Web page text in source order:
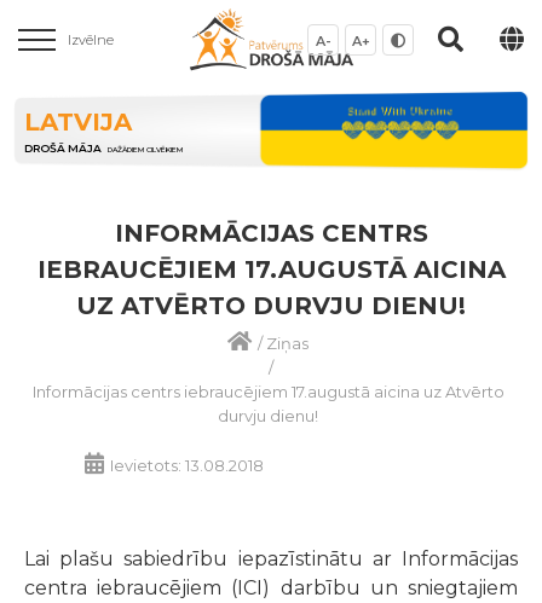
Izvēlne A- A+
LATVIJA
DROŠĀ MĀJA DAŽĀDIEM CILVĒKIEM
INFORMĀCIJAS CENTRS
IEBRAUCĒJIEM 17.AUGUSTĀ AICINA
UZ ATVĒRTO DURVJU DIENU!
/Ziņas
/
Informācijas centrs iebraucējiem 17.augustā aicina uz Atvērto
durvju dienu!
Ievietots: 13.08.2018
Lai plašu sabiedrību iepazīstinātu ar Informācijas
centra iebraucējiem (ICI) darbību un sniegtajiem